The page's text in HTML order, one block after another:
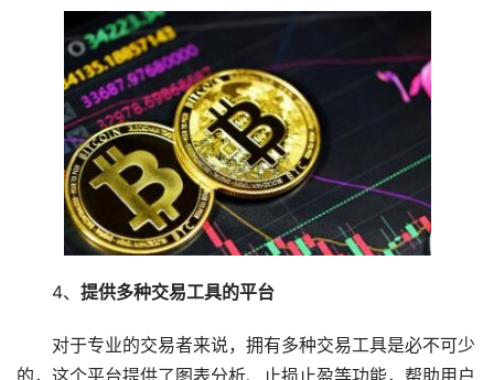
4、 提供多种交易工具的平台
对于专业的交易者来说，拥有多种交易工具是必不可少
的，这个平台提供了图表分析、止损止盈等功能，帮助用户